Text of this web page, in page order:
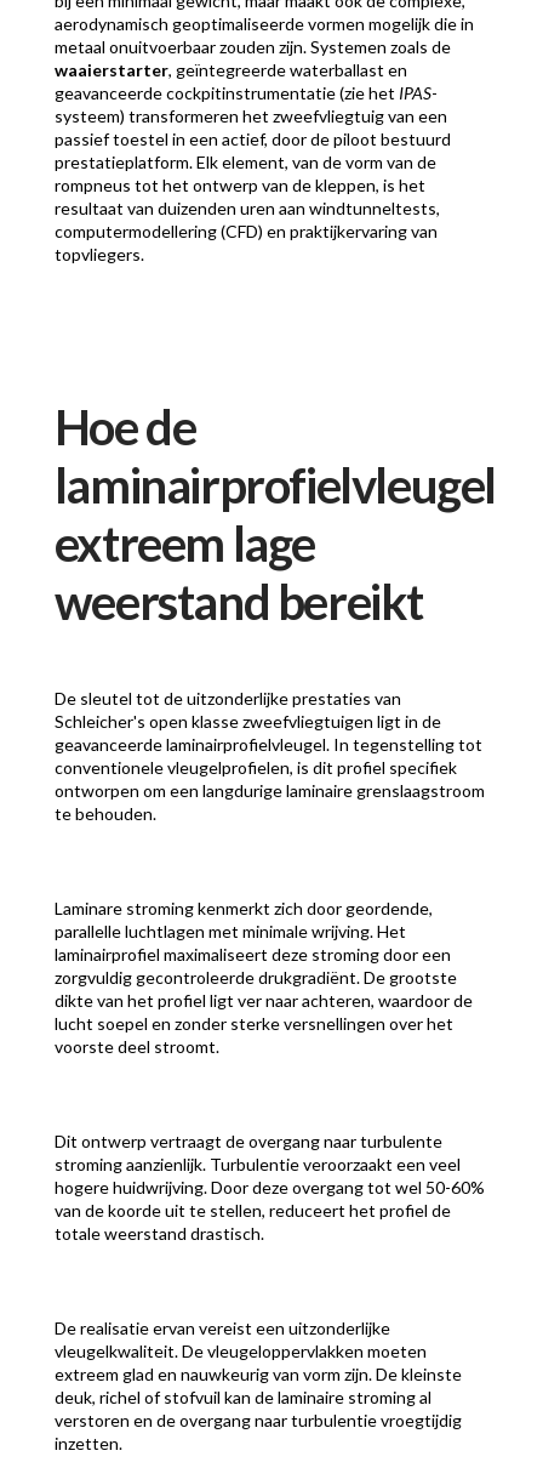
aerodynamisch geoptimaliseerde vormen mogelijk die in
metaal onuitvoerbaar zouden zijn. Systemen zoals de
waaierstarter, geïntegreerde waterballast en
geavanceerde cockpitinstrumentatie (zie het IPAS-
systeem) transformeren het zweefvliegtuig van een
passief toestel in een actief, door de piloot bestuurd
prestatieplatform. Elk element, van de vorm van de
rompneus tot het ontwerp van de kleppen, is het
resultaat van duizenden uren aan windtunneltests,
computermodellering (CFD) en praktijkervaring van
topvliegers.
Hoe de
laminairprofielvleugel
extreem lage
weerstand bereikt
De sleutel tot de uitzonderlijke prestaties van
Schleicher's open klasse zweefvliegtuigen ligt in de
geavanceerde laminairprofielvleugel. In tegenstelling tot
conventionele vleugelprofielen, is dit profiel specifiek
ontworpen om een langdurige laminaire grenslaagstroom
te behouden.
Laminare stroming kenmerkt zich door geordende,
parallelle luchtlagen met minimale wrijving. Het
laminairprofiel maximaliseert deze stroming door een
zorgvuldig gecontroleerde drukgradiënt. De grootste
dikte van het profiel ligt ver naar achteren, waardoor de
lucht soepel en zonder sterke versnellingen over het
voorste deel stroomt.
Dit ontwerp vertraagt de overgang naar turbulente
stroming aanzienlijk. Turbulentie veroorzaakt een veel
hogere huidwrijving. Door deze overgang tot wel 50-60%
van de koorde uit te stellen, reduceert het profiel de
totale weerstand drastisch.
De realisatie ervan vereist een uitzonderlijke
vleugelkwaliteit. De vleugeloppervlakken moeten
extreem glad en nauwkeurig van vorm zijn. De kleinste
deuk, richel of stofvuil kan de laminaire stroming al
verstoren en de overgang naar turbulentie vroegtijdig
inzetten.